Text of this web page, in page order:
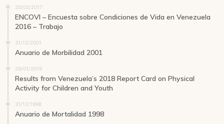
20/02/2017
ENCOVI – Encuesta sobre Condiciones de Vida en Venezuela
2016 – Trabajo
31/12/2001
Anuario de Morbilidad 2001
29/01/2019
Results from Venezuela’s 2018 Report Card on Physical
Activity for Children and Youth
31/12/1998
Anuario de Mortalidad 1998